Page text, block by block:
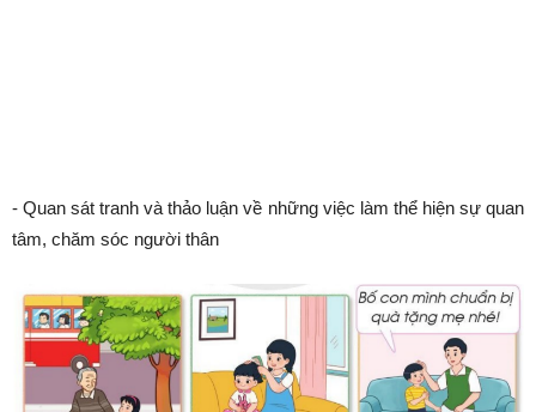
- Quan sát tranh và thảo luận về những việc làm thể hiện sự quan
tâm, chăm sóc người thân